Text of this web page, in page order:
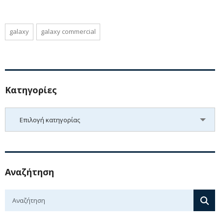
galaxy galaxy commercial
Kατηγορίες
Επιλογή κατηγορίας
Αναζήτηση